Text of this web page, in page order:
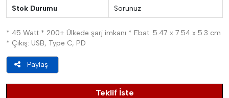
Stok Durumu Sorunuz
* 45 Watt * 200+ Ülkede şarj imkanı * Ebat: 5.47 x 7.54 x 5.3 cm
* Çıkış: USB, Type C, PD
Paylaş
Teklif İste